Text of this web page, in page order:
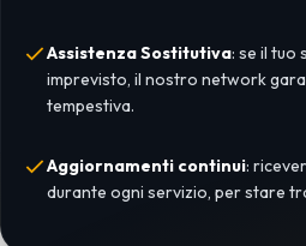
Assistenza Sostitutiva: se il tuo
imprevisto, il nostro network
tempestiva.
Aggiornamenti continui:
durante ogni servizio, per stare